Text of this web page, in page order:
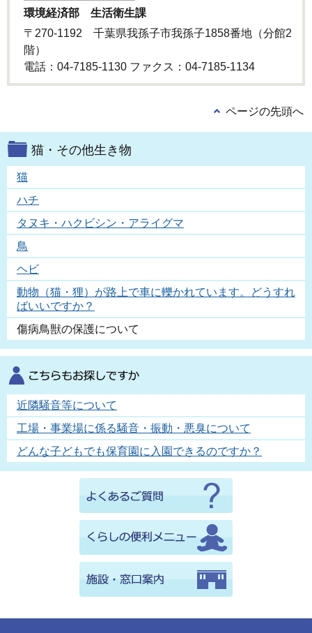
環境経済部 生活衛生課
〒270-1192 千葉県我孫子市我孫子1858番地（分館2
階）
電話：04-7185-1130 ファクス：04-7185-1134
ページの先頭へ
猫・その他生き物
猫
ハチ
タヌキ・ハクビシン・アライグマ
鳥
ヘビ
動物（猫・狸）が路上で車に轢かれています。どうすれ
ばいいですか？
傷病鳥獣の保護について
近隣騒音等について
工場・事業場に係る騒音・振動・悪臭について
どんな子どもでも保育園に入園できるのですか？